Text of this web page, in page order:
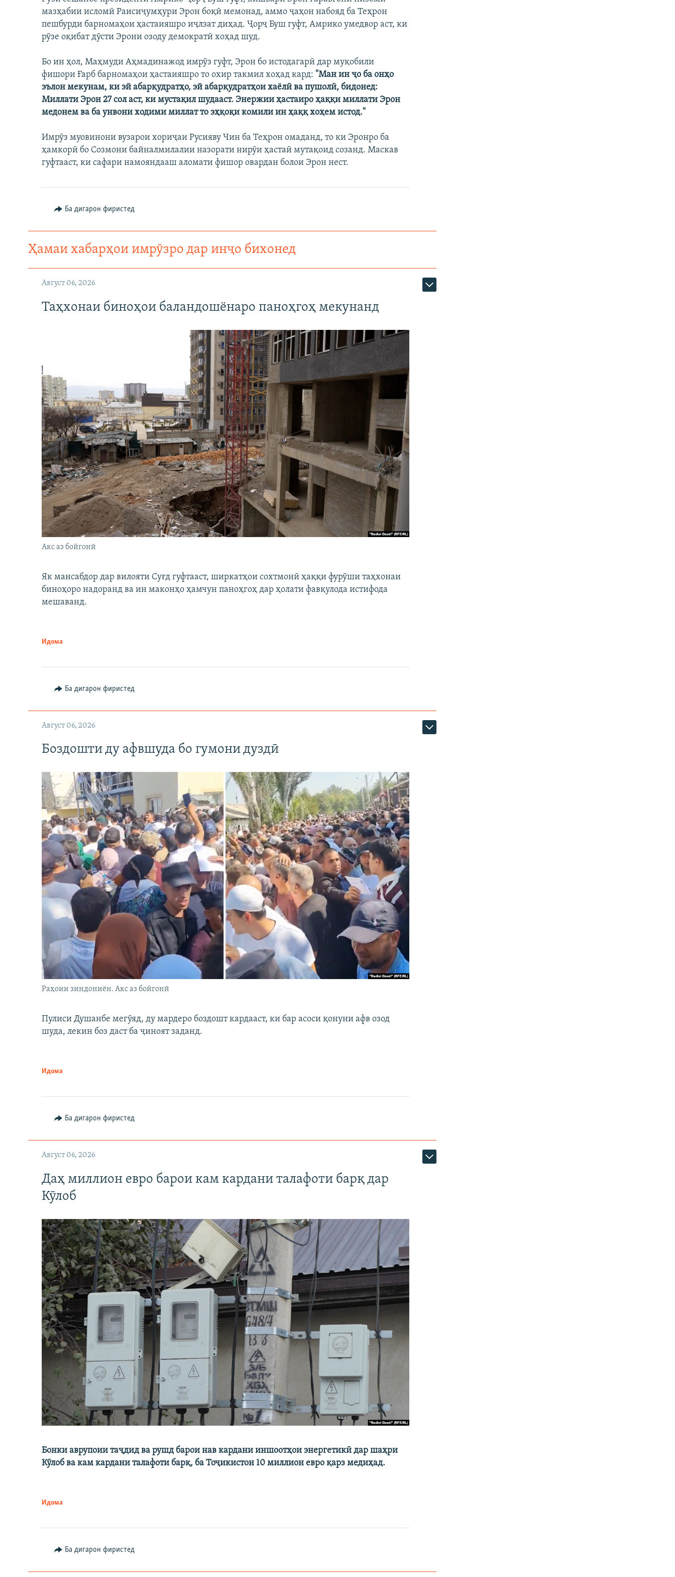
мазҳабии исломӣ Раисиҷумҳури Эрон боқӣ мемонад, аммо ҷаҳон набояд ба Теҳрон
пешбурди барномаҳои ҳастаияшро иҷлзат диҳад. Ҷорҷ Буш гуфт, Амрико умедвор аст, ки
рӯзе оқибат дӯсти Эрони озоду демократӣ хоҳад шуд.
Бо ин ҳол, Маҳмуди Аҳмадинажод имрӯз гуфт, Эрон бо истодагарӣ дар муқобили
фишори Ғарб барномаҳои ҳастаияшро то охир такмил хоҳад кард: "Ман ин ҷо ба онҳо
эълон мекунам, ки эй абарқудратҳо, эй абарқудратҳои хаёлӣ ва пушолӣ, бидонед:
Миллати Эрон 27 сол аст, ки мустақил шудааст. Энержии ҳастаиро ҳаққи миллати Эрон
медонем ва ба унвони ходими миллат то эҳқоқи комили ин ҳаққ хоҳем истод."
Имрӯз муовинони вузарои хориҷаи Русияву Чин ба Теҳрон омаданд, то ки Эронро ба
ҳамкорӣ бо Созмони байналмилалии назорати нирӯи ҳастаӣ мутақоид созанд. Маскав
гуфтааст, ки сафари намояндааш аломати фишор овардан болои Эрон нест.
Ба дигарон фиристед
Ҳамаи хабарҳои имрӯзро дар инҷо бихонед
Август 06, 2026
Таҳхонаи биноҳои баландошёнаро паноҳгоҳ мекунанд
Акс аз бойгонӣ
Як мансабдор дар вилояти Суғд гуфтааст, ширкатҳои сохтмонӣ ҳаққи фурӯши таҳхонаи
биноҳоро надоранд ва ин маконҳо ҳамчун паноҳгоҳ дар ҳолати фавқулода истифода
мешаванд.
Идома
Ба дигарон фиристед
Август 06, 2026
Боздошти ду афвшуда бо гумони дуздӣ
Раҳоии зиндониён. Акс аз бойгонӣ
Пулиси Душанбе мегӯяд, ду мардеро боздошт кардааст, ки бар асоси қонуни афв озод
шуда, лекин боз даст ба ҷиноят заданд.
Идома
Ба дигарон фиристед
Август 06, 2026
Даҳ миллион евро барои кам кардани талафоти барқ дар
Кӯлоб
Бонки аврупоии таҷдид ва рушд барои нав кардани иншоотҳои энергетикӣ дар шаҳри
Кӯлоб ва кам кардани талафоти барқ, ба Тоҷикистон 10 миллион евро қарз медиҳад.
Идома
Ба дигарон фиристед